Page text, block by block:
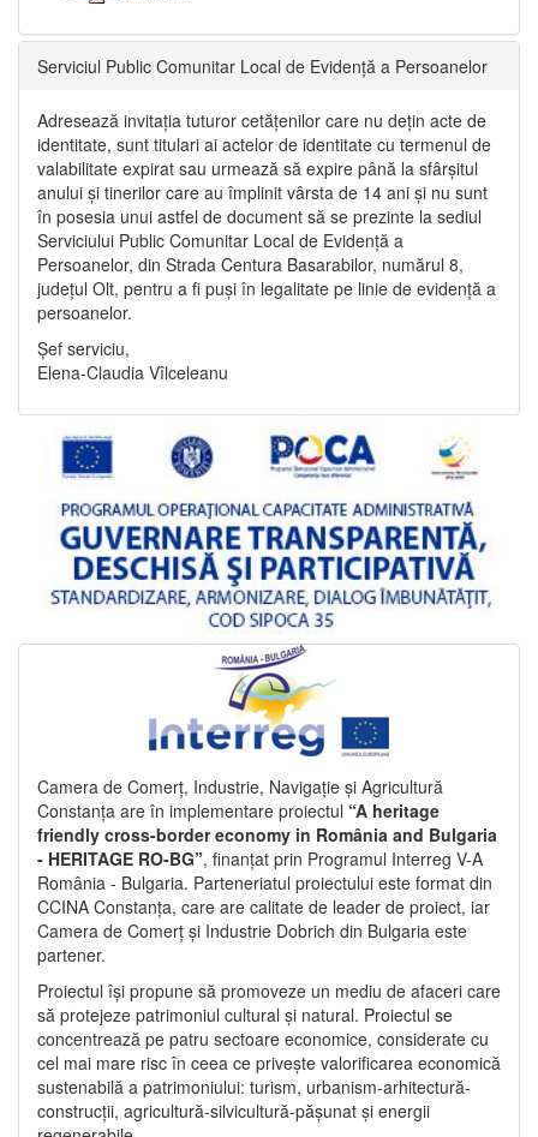
Serviciul Public Comunitar Local de Evidență a Persoanelor
Adresează invitația tuturor cetățenilor care nu dețin acte de
identitate, sunt titulari ai actelor de identitate cu termenul de
valabilitate expirat sau urmează să expire până la sfârșitul
anului și tinerilor care au împlinit vârsta de 14 ani și nu sunt
în posesia unui astfel de document să se prezinte la sediul
Serviciului Public Comunitar Local de Evidență a
Persoanelor, din Strada Centura Basarabilor, numărul 8,
județul Olt, pentru a fi puși în legalitate pe linie de evidență a
persoanelor.
Șef serviciu,
Elena-Claudia Vîlceleanu
Camera de Comerț, Industrie, Navigație și Agricultură
Constanța are în implementare proiectul “A heritage
friendly cross-border economy in România and Bulgaria
- HERITAGE RO-BG”, finanțat prin Programul Interreg V-A
România - Bulgaria. Parteneriatul proiectului este format din
CCINA Constanța, care are calitate de leader de proiect, iar
Camera de Comerț și Industrie Dobrich din Bulgaria este
partener.
Proiectul își propune să promoveze un mediu de afaceri care
să protejeze patrimoniul cultural și natural. Proiectul se
concentrează pe patru sectoare economice, considerate cu
cel mai mare risc în ceea ce privește valorificarea economică
sustenabilă a patrimoniului: turism, urbanism-arhitectură-
construcții, agricultură-silvicultură-pășunat și energii